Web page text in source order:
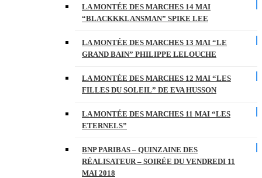
LA MONTÉE DES MARCHES 14 MAI
“BLACKKKLANSMAN” SPIKE LEE
LA MONTÉE DES MARCHES 13 MAI “LE
GRAND BAIN” PHILIPPE LELOUCHE
LA MONTÉE DES MARCHES 12 MAI “LES
FILLES DU SOLEIL” DE EVA HUSSON
LA MONTÉE DES MARCHES 11 MAI “LES
ETERNELS”
BNP PARIBAS – QUINZAINE DES
RÉALISATEUR – SOIRÉE DU VENDREDI 11
MAI 2018